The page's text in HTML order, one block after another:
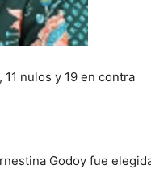
nulos y 19 en contra
Godoy fue